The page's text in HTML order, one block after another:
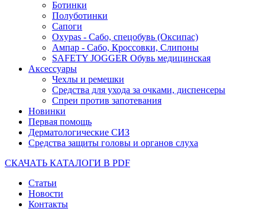
Ботинки
Полуботинки
Сапоги
Oxypas - Сабо, спецобувь (Оксипас)
Ампар - Сабо, Кроссовки, Слипоны
SAFETY JOGGER Обувь медицинская
Аксессуары
Чехлы и ремешки
Средства для ухода за очками, диспенсеры
Спреи против запотевания
Новинки
Первая помощь
Дерматологические СИЗ
Средства защиты головы и органов слуха
СКАЧАТЬ КАТАЛОГИ В PDF
Статьи
Новости
Контакты